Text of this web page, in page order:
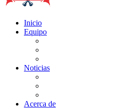
Inicio
Equipo
Noticias
Acerca de